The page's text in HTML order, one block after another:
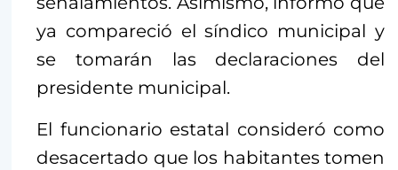
ya compareció el síndico municipal y
se tomarán las declaraciones del
presidente municipal.
El funcionario estatal consideró como
desacertado que los habitantes tomen